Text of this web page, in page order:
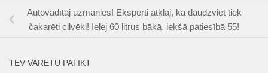
Autovadītāj uzmanies! Eksperti atklāj, kā daudzviet tiek
čakarēti cilvēki! Ielej 60 litrus bākā, iekšā patiesībā 55!
TEV VARĒTU PATIKT